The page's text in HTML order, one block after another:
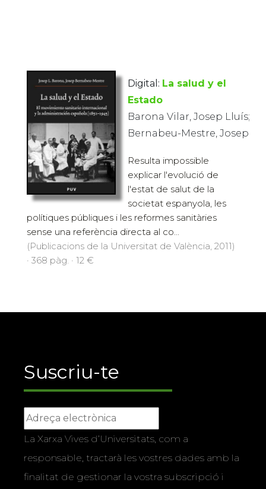
Digital: La salud y el
Estado
Barona Vilar, Josep Lluís;
Bernabeu-Mestre, Josep
Resulta impossible
explicar l'evolució de
l'estat de salut de la
societat espanyola, les
polítiques públiques i les reformes sanitàries
sense una referència directa al co...
(Publicacions de la Universitat de València, 2011)
· 368 pàg. · 12 €
Suscriu-te
La Xarxa Vives d’Universitats, com a
responsable, tractarà les vostres dades amb la
finalitat de gestionar la vostra subscripció i